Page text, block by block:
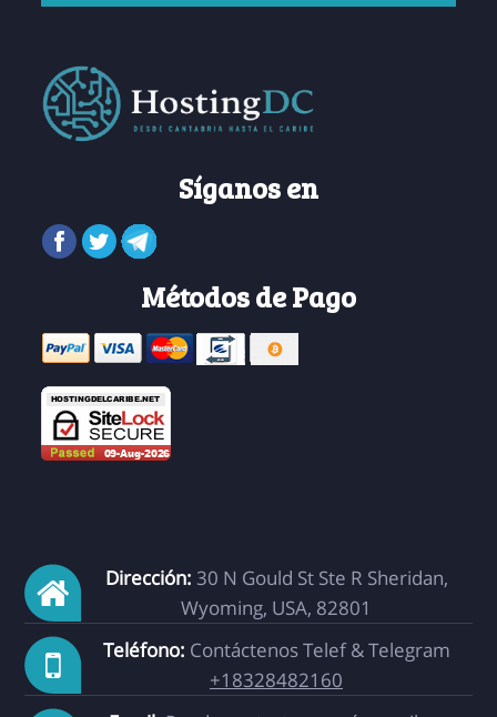
Síganos en
Métodos de Pago
Dirección: 30 N Gould St Ste R Sheridan,
Wyoming, USA, 82801
Teléfono: Contáctenos Telef & Telegram
+18328482160